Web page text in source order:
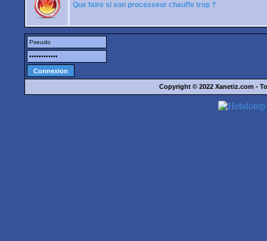
Que faire si son processeur chauffe trop ?
Copyright © 2022 Xanetiz.com -